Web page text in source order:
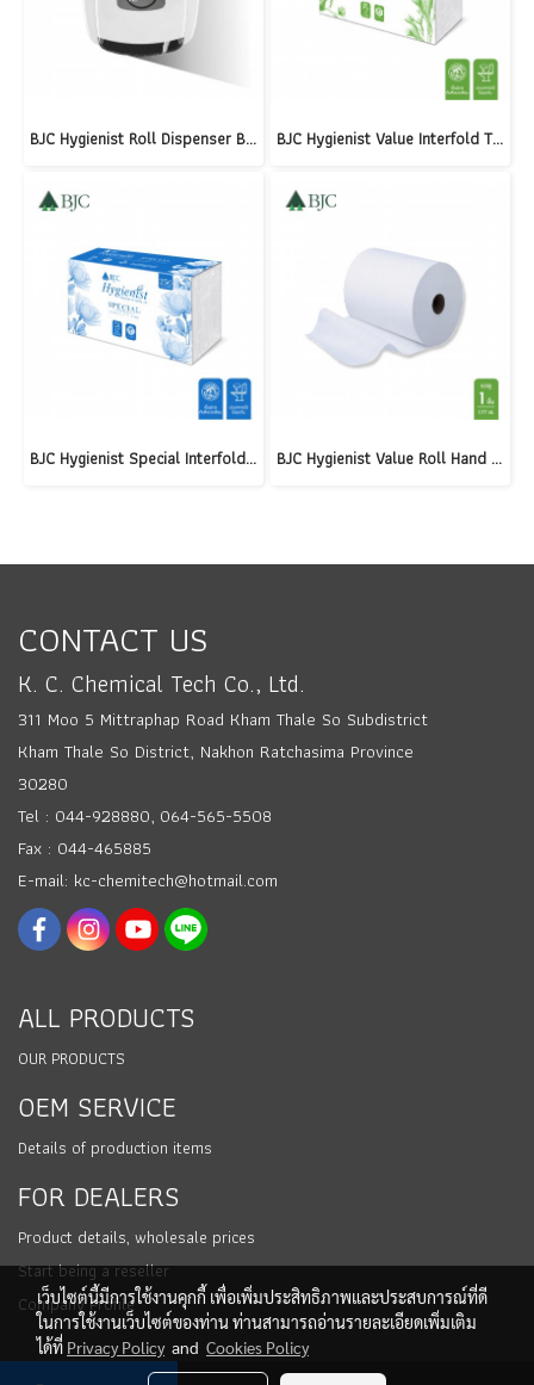
BJC Hygienist Roll Dispenser Bug Model (White) BJC Hygienist Value Interfold Tissue 1 Ply
BJC Hygienist Special Interfold Tissue 2 Ply BJC Hygienist Value Roll Hand Towel 1 Ply 177 M.
CONTACT US
K. C. Chemical Tech Co., Ltd.
311 Moo 5 Mittraphap Road Kham Thale So Subdistrict
Kham Thale So District, Nakhon Ratchasima Province
30280
Tel : 044-928880, 064-565-5508
Fax : 044-465885
E-mail: kc-chemitech@hotmail.com
ALL PRODUCTS
OUR PRODUCTS
OEM SERVICE
Details of production items
FOR DEALERS
Product details, wholesale prices
Start being a reseller
Company Profile
เว็บไซต์นี้มีการใช้งานคุกกี้ เพื่อเพิ่มประสิทธิภาพและประสบการณ์ที่ดี
ในการใช้งานเว็บไซต์ของท่าน ท่านสามารถอ่านรายละเอียดเพิ่มเติม
ได้ที่ Privacy Policyand Cookies Policy